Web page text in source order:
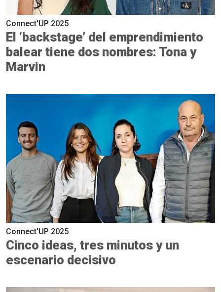
Connect'UP 2025
El ‘backstage’ del emprendimiento
balear tiene dos nombres: Tona y
Marvin
Connect'UP 2025
Cinco ideas, tres minutos y un
escenario decisivo